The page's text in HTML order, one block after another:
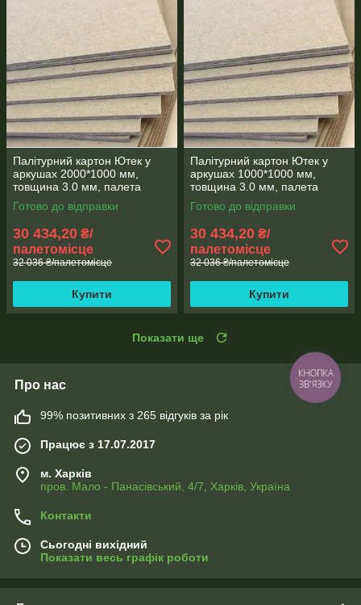
Палітурний картон Ютек у
аркушах 2000*1000 мм,
товщина 3.0 мм, палета
500кг (КПЛ-2000*1000-
3.0/500-1)
Готово до відправки
30 434,20 ₴/
палетомісце
32 036 ₴/палетомісце
Купити
Палітурний картон Ютек у
аркушах 1000*1000 мм,
товщина 3.0 мм, палета
500кг (КПЛ-1000*1000-
3.0/500-1)
Готово до відправки
30 434,20 ₴/
палетомісце
32 036 ₴/палетомісце
Купити
Показати ще
Про нас
99% позитивних з 265 відгуків за рік
Працює з 17.07.2017
м. Харків
пров. Мало - Панасівський, 4/7, Харків, Україна
Контакти
Сьогодні вихідний
Показати весь графік роботи
КНОПКА
ЗВ'ЯЗКУ